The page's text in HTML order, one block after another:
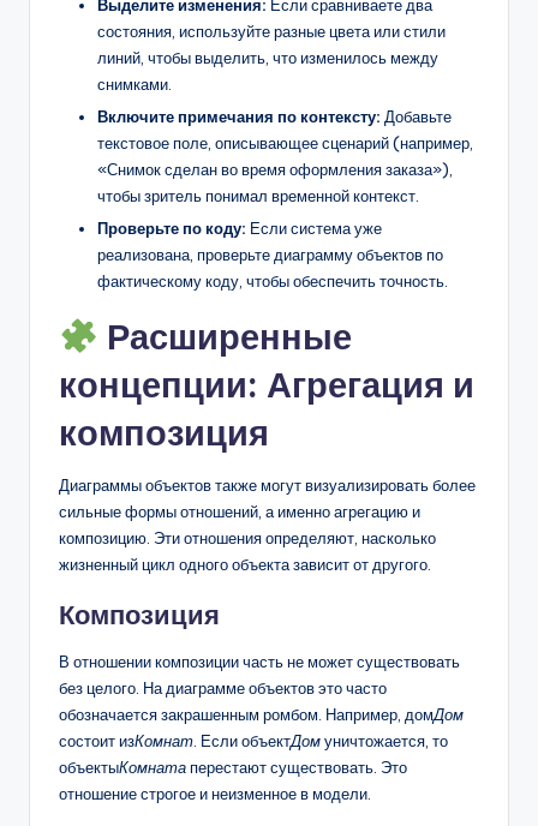
Выделите изменения: Если сравниваете два
состояния, используйте разные цвета или стили
линий, чтобы выделить, что изменилось между
снимками.
Включите примечания по контексту: Добавьте
текстовое поле, описывающее сценарий (например,
«Снимок сделан во время оформления заказа»),
чтобы зритель понимал временной контекст.
Проверьте по коду: Если система уже
реализована, проверьте диаграмму объектов по
фактическому коду, чтобы обеспечить точность.
Расширенные
концепции: Агрегация и
композиция
Диаграммы объектов также могут визуализировать более
сильные формы отношений, а именно агрегацию и
композицию. Эти отношения определяют, насколько
жизненный цикл одного объекта зависит от другого.
Композиция
В отношении композиции часть не может существовать
без целого. На диаграмме объектов это часто
обозначается закрашенным ромбом. Например, домДом
состоит изКомнат. Если объектДомуничтожается, то
объектыКомнатаперестают существовать. Это
отношение строгое и неизменное в модели.